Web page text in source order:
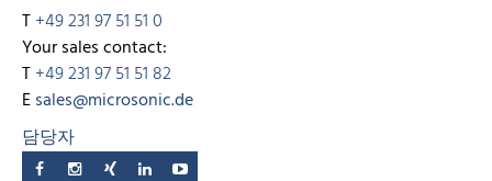
T+49 231 97 51 51 0
Your sales contact:
T+49 231 97 51 51 82
Esales@microsonic.de
담당자